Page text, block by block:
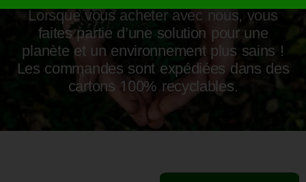
Lorsque vous acheter avec nous, vous
faites partie d’une solution pour une
planète et un environnement plus sains !
Les commandes sont expédiées dans des
cartons 100% recyclables.